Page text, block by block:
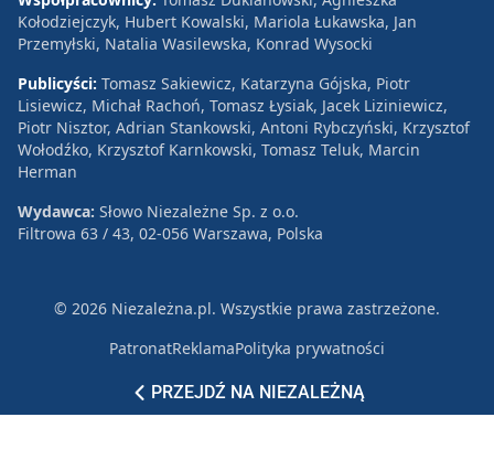
PRZEJDŹ NA NIEZALEŻNĄ
Kołodziejczyk, Hubert Kowalski, Mariola Łukawska, Jan
Przemyłski, Natalia Wasilewska, Konrad Wysocki
Publicyści: Tomasz Sakiewicz, Katarzyna Gójska, Piotr
Lisiewicz, Michał Rachoń, Tomasz Łysiak, Jacek Liziniewicz,
Piotr Nisztor, Adrian Stankowski, Antoni Rybczyński, Krzysztof
Wołodźko, Krzysztof Karnkowski, Tomasz Teluk, Marcin
Herman
Wydawca: Słowo Niezależne Sp. z o.o.
Filtrowa 63 / 43, 02-056 Warszawa, Polska
© 2026 Niezależna.pl. Wszystkie prawa zastrzeżone.
PatronatReklamaPolityka prywatności